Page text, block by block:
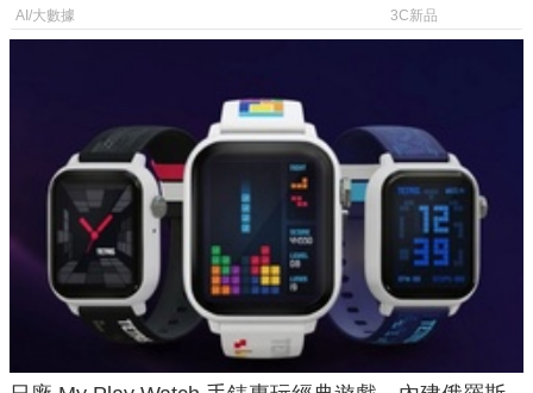
AI/大數據
倍
3C新品